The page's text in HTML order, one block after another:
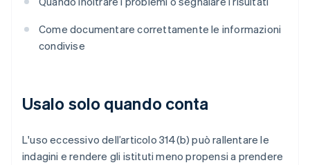
Come documentare correttamente le informazioni
condivise
Usalo solo quando conta
L'uso eccessivo dell’articolo 314(b) può rallentare le
indagini e rendere gli istituti meno propensi a prendere